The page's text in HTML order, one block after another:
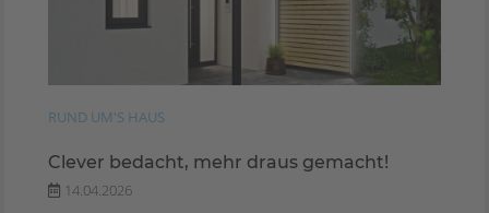
RUND UM'S HAUS
Clever bedacht, mehr draus gemacht!
14.04.2026